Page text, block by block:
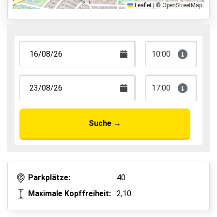
Leaflet |© OpenStreetMap
10:00
17:00
Suche →
Parkplätze:
40
Maximale Kopffreiheit:
2,10